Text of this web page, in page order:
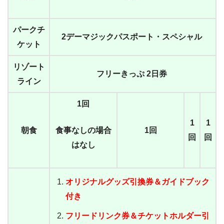
パークチ
ケット
2デーマジックパスポート・スペシャル
リゾート
ライン
フリーきっぷ 2日券
朝食
1回
食事なしの場合
はなし
1回
1
回
1
回
オリジナルグッズ引換券＆ガイドブック
付き
フリードリンク券＆チケットホルダー引